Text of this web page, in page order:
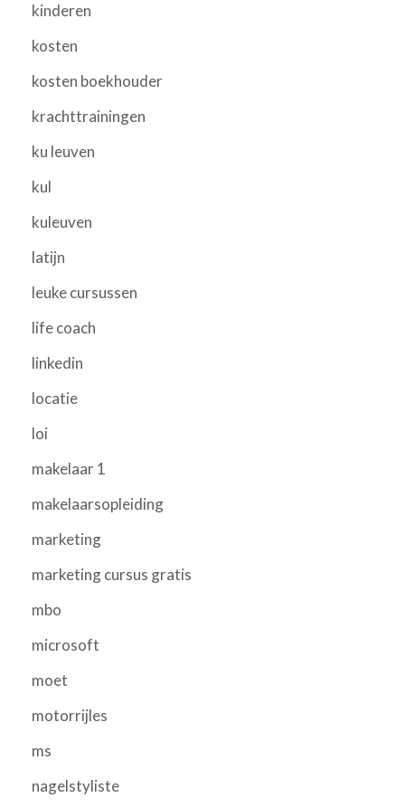
kinderen
kosten
kosten boekhouder
krachttrainingen
ku leuven
kul
kuleuven
latijn
leuke cursussen
life coach
linkedin
locatie
loi
makelaar 1
makelaarsopleiding
marketing
marketing cursus gratis
mbo
microsoft
moet
motorrijles
ms
nagelstyliste